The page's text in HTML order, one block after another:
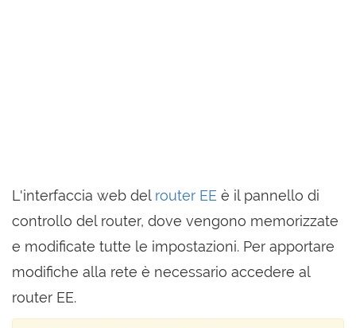
L'interfaccia web del router EE è il pannello di
controllo del router, dove vengono memorizzate
e modificate tutte le impostazioni. Per apportare
modifiche alla rete è necessario accedere al
router EE.